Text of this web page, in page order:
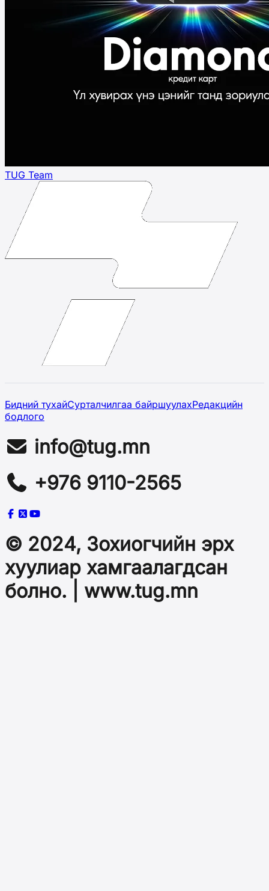
TUG Team
Бидний тухайСурталчилгаа байршуулахРедакцийн
бодлого
info@tug.mn
+976 9110-2565
© 2024, Зохиогчийн эрх
хуулиар хамгаалагдсан
болно. | www.tug.mn